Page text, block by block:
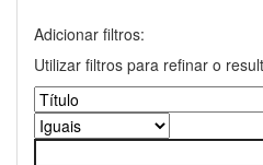
Adicionar filtros:
Utilizar filtros para refinar o